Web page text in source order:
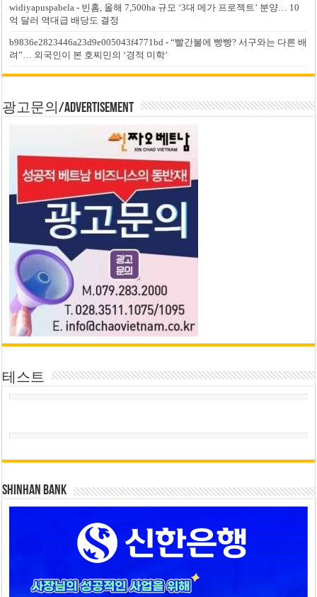
widiyapuspabela - 빈홈, 올해 7,500ha 규모 ‘3대 메가 프로젝트’ 분양… 10
억 달러 역대급 배당도 결정
b9836e2823446a23d9e005043f4771bd -“빨간불에 빵빵? 서구와는 다른 배
려”… 외국인이 본 호찌민의 ‘경적 미학’
광고문의/Advertisement
테스트
SHINHAN BANK